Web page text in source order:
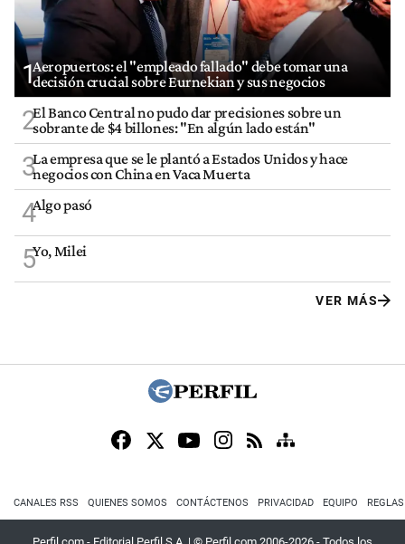
1Aeropuertos: el "empleado fallado" debe tomar una
decisión crucial sobre Eurnekian y sus negocios
2El Banco Central no pudo dar precisiones sobre un
sobrante de $4 billones: "En algún lado están"
3La empresa que se le plantó a Estados Unidos y hace
negocios con China en Vaca Muerta
4Algo pasó
5Yo, Milei
VER MÁS
CANALES RSS QUIENES SOMOS CONTÁCTENOS PRIVACIDAD EQUIPO